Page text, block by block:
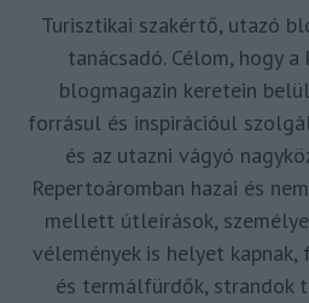
Turisztikai szakértő, utazó
tanácsadó. Célom, hogy
blogmagazin keretein
forrásul és inspirációul
és az utazni vágyó
Repertoáromban hazai és
mellett útleírások,
vélemények is helyet
és termálfürdők, strandok